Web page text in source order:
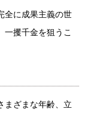
全に成果主義の世
一攫千金を狙うこ
まざまな年齢、立